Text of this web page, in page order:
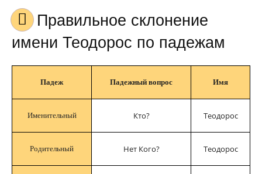
Правильное склонение
имени Теодорос по падежам
Падеж Падежный вопрос Имя
Именительный Кто? Теодорос
Родительный Нет Кого? Теодорос